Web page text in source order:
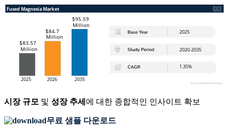
시장 규모 및 성장 추세 에 대한 종합적인 인사이트 확보
무료 샘플 다운로드